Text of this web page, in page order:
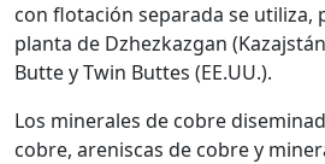
con flotación separada se utiliza,
planta de Dzhezkazgan
Butte y Twin Buttes (EE.UU.).
Los minerales de cobre
cobre, areniscas de cobre y